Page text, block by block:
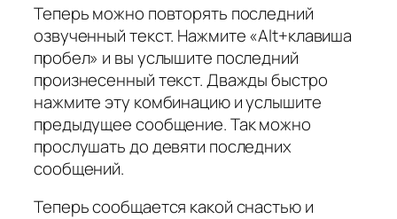
Теперь можно повторять последний
озвученный текст. Нажмите «Alt+клавиша
пробел» и вы услышите последний
произнесенный текст. Дважды быстро
нажмите эту комбинацию и услышите
предыдущее сообщение. Так можно
прослушать до девяти последних
сообщений.
Теперь сообщается какой снастью и